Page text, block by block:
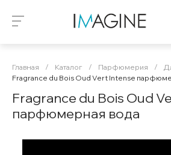
Главная / Каталог / Парфюмерия /
Fragrance du Bois Oud Vert Intense
Fragrance du Bois Oud
парфюмерная вода